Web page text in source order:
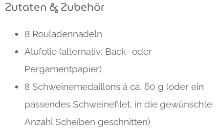
Zutaten & Zubehör
8 Rouladennadeln
Alufolie (alternativ: Back- oder
Pergamentpapier)
8 Schweinemedaillons á ca. 60 g (oder ein
passendes Schweinefilet, in die gewünschte
Anzahl Scheiben geschnitten)